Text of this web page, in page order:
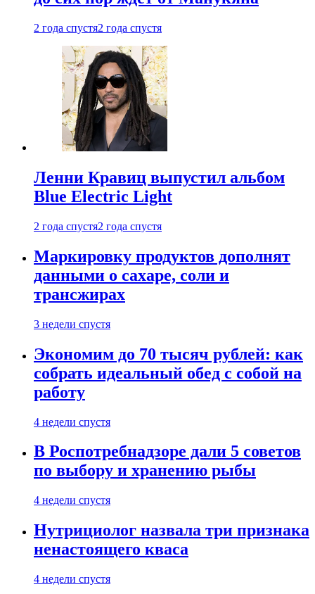
2 года спустя2 года спустя
Ленни Кравиц выпустил альбом
Blue Electric Light
2 года спустя2 года спустя
Маркировку продуктов дополнят
данными о сахаре, соли и
трансжирах
3 недели спустя
Экономим до 70 тысяч рублей: как
собрать идеальный обед с собой на
работу
4 недели спустя
В Роспотребнадзоре дали 5 советов
по выбору и хранению рыбы
4 недели спустя
Нутрициолог назвала три признака
ненастоящего кваса
4 недели спустя